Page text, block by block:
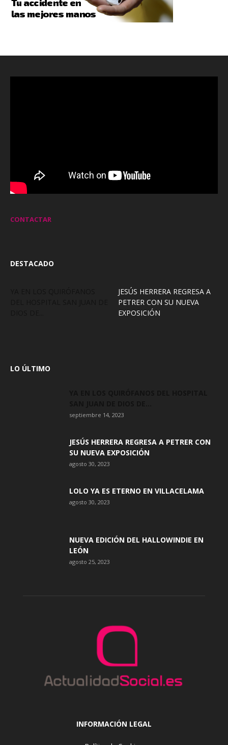
CONTACTAR
DESTACADO
JESÚS HERRERA REGRESA A
PETRER CON SU NUEVA
EXPOSICIÓN
LO ÚLTIMO
septiembre 14, 2023
JESÚS HERRERA REGRESA A PETRER CON
SU NUEVA EXPOSICIÓN
agosto 30, 2023
LOLO YA ES ETERNO EN VILLACELAMA
agosto 30, 2023
NUEVA EDICIÓN DEL HALLOWINDIE EN
LEÓN
agosto 25, 2023
INFORMACIÓN LEGAL